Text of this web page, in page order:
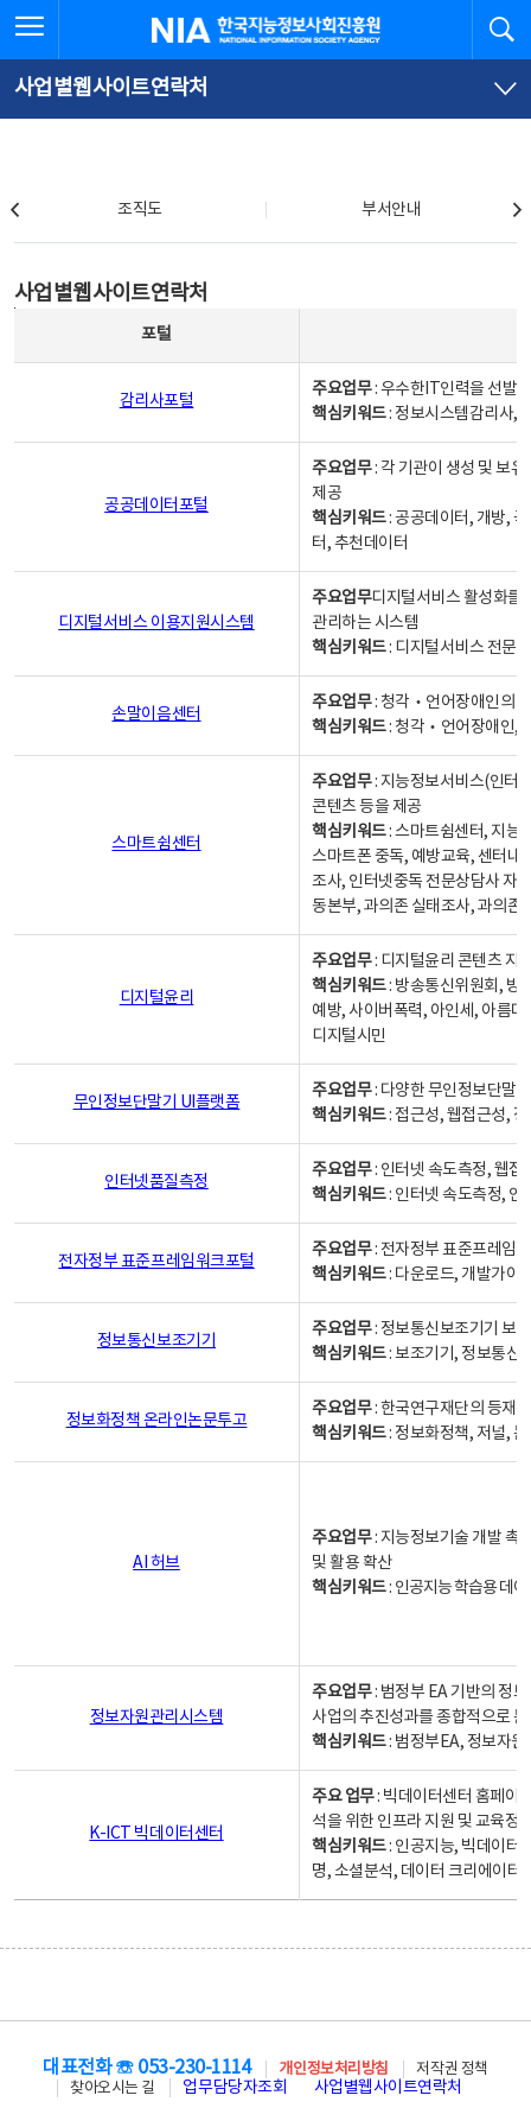
문
로
가
체
뉴
바
가
한국지능정보사회진흥원
사업별웹사이트연락처
조직도 부서안내
사업별웹사이트연락처
포털
감리사포털
주요업무: 우수한IT인력을 선발
핵심키워드: 정보시스템감리사,
공공데이터포털
주요업무: 각 기관이 생성 및 보
제공
핵심키워드: 공공데이터, 개방,
터, 추천데이터
디지털서비스 이용지원시스템
주요업무디지털서비스 활성화를
관리하는 시스템
핵심키워드: 디지털서비스 전문
손말이음센터
주요업무: 청각‧언어장애인의
핵심키워드: 청각‧언어장애인,
스마트쉼센터
주요업무: 지능정보서비스(인터
콘텐츠 등을 제공
핵심키워드: 스마트쉼센터, 지능
스마트폰 중독, 예방교육, 센터내
조사, 인터넷중독 전문상담사 자
동본부, 과의존 실태조사, 과의존
디지털윤리
주요업무: 디지털윤리 콘텐츠 지
핵심키워드: 방송통신위원회, 방
예방, 사이버폭력, 아인세, 아름
디지털시민
무인정보단말기 UI플랫폼
주요업무: 다양한 무인정보단말
핵심키워드: 접근성, 웹접근성,
인터넷품질측정
주요업무: 인터넷 속도측정, 웹접
핵심키워드: 인터넷 속도측정, 인
전자정부 표준프레임워크포털
주요업무: 전자정부 표준프레임
핵심키워드: 다운로드, 개발가이
정보통신보조기기
주요업무: 정보통신보조기기 보
핵심키워드: 보조기기, 정보통신
정보화정책 온라인논문투고
주요업무: 한국연구재단의 등재
핵심키워드: 정보화정책, 저널,
AI 허브
주요업무: 지능정보기술 개발 촉
및 활용 확산
핵심키워드: 인공지능 학습용 데
정보자원관리시스템
주요업무: 범정부 EA 기반의 정
사업의 추진성과를 종합적으로
핵심키워드: 범정부EA, 정보자
K-ICT 빅데이터센터
주요 업무: 빅데이터센터 홈페이
석을 위한 인프라 지원 및 교육정
핵심키워드: 인공지능, 빅데이터,
명, 소셜분석, 데이터 크리에이터
대표전화 ☏ 053-230-1114 개인정보처리방침
저작권 정책
찾아오시는 길
업무담당자조회 사업별웹사이트연락처